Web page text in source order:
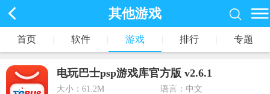
其他游戏
首页 软件 游戏 排行 专题
电玩巴士psp游戏库官方版 v2.6.1
大小： 61.2M
语言：中文